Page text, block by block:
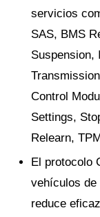
servicios
SAS, BMS
Suspension,
Control
Settings,
Relearn,
El protocolo
vehículos de
reduce